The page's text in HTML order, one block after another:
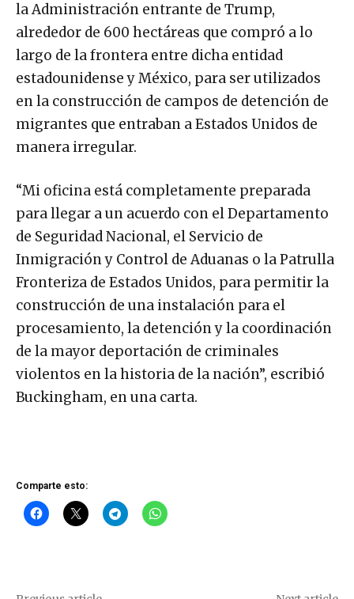
la Administración entrante de Trump,
alrededor de 600 hectáreas que compró a lo
largo de la frontera entre dicha entidad
estadounidense y México, para ser utilizados
en la construcción de campos de detención de
migrantes que entraban a Estados Unidos de
manera irregular.
“Mi oficina está completamente preparada
para llegar a un acuerdo con el Departamento
de Seguridad Nacional, el Servicio de
Inmigración y Control de Aduanas o la Patrulla
Fronteriza de Estados Unidos, para permitir la
construcción de una instalación para el
procesamiento, la detención y la coordinación
de la mayor deportación de criminales
violentos en la historia de la nación”, escribió
Buckingham, en una carta.
Comparte esto: